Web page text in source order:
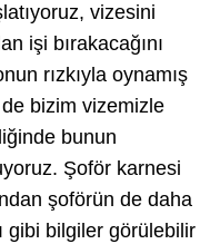
vizesini
işi bırakacağını
rızkıyla oynamış
bizim vizemizle
bunun
Şoför karnesi
şoförün de daha
gibi bilgiler görülebilir